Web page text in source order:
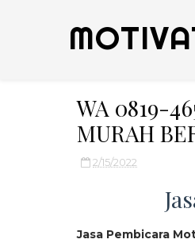
WA 0819-
MURAH
2/15/2022
Jasa Pembicara